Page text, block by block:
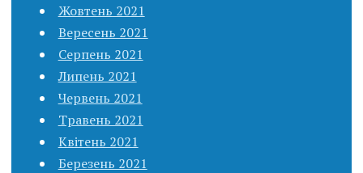
Жовтень 2021
Вересень 2021
Серпень 2021
Липень 2021
Червень 2021
Травень 2021
Квітень 2021
Березень 2021